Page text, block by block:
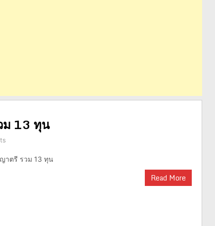
ม 13 ทุน
าตรี รวม 13 ทุน
Read More